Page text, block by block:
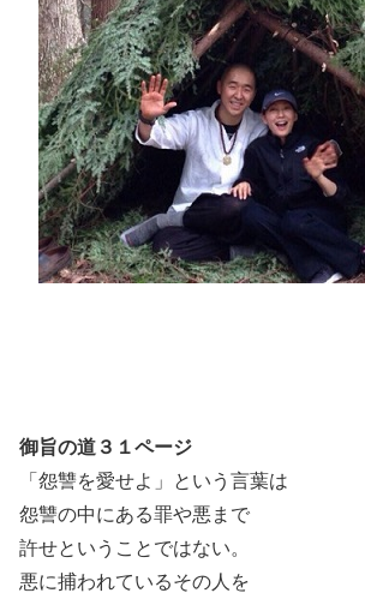
御旨の道３１ページ
「怨讐を愛せよ」という言葉は
怨讐の中にある罪や悪まで
許せということではない。
悪に捕われているその人を